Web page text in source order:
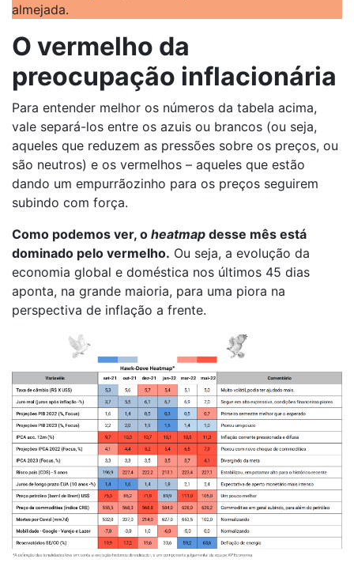
almejada.
O vermelho da
preocupação inflacionária
Para entender melhor os números da tabela acima,
vale separá-los entre os azuis ou brancos (ou seja,
aqueles que reduzem as pressões sobre os preços, ou
são neutros) e os vermelhos – aqueles que estão
dando um empurrãozinho para os preços seguirem
subindo com força.
Como podemos ver, o heatmap desse mês está
dominado pelo vermelho. Ou seja, a evolução da
economia global e doméstica nos últimos 45 dias
aponta, na grande maioria, para uma piora na
perspectiva de inflação a frente.